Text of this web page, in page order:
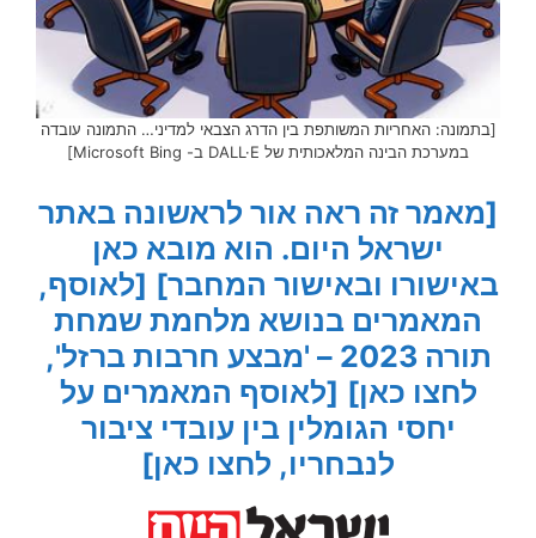
[בתמונה: האחריות המשותפת בין הדרג הצבאי למדיני… התמונה עובדה
במערכת הבינה המלאכותית של DALL·E ב- Microsoft Bing]
[מאמר זה ראה אור לראשונה באתר
ישראל היום. הוא מובא כאן
באישורו ובאישור המחבר] [לאוסף,
המאמרים בנושא מלחמת שמחת
תורה 2023 – 'מבצע חרבות ברזל',
לחצו כאן] [לאוסף המאמרים על
יחסי הגומלין בין עובדי ציבור
לנבחריו, לחצו כאן]